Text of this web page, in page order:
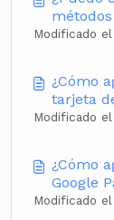
Modificado
¿Cómo
tarjeta
Modificado
¿Cómo
Google
Modificado